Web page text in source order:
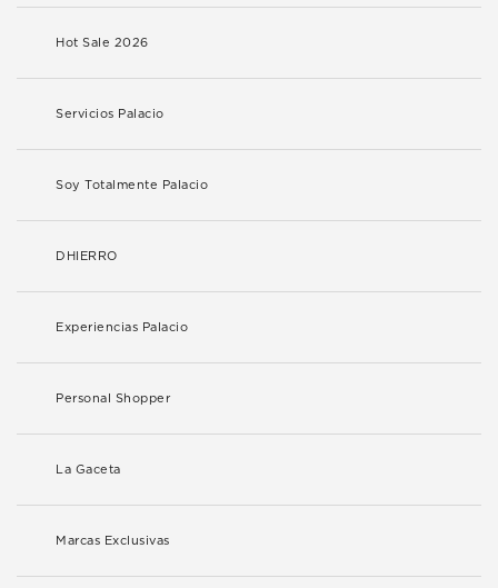
Hot Sale 2026
Servicios Palacio
Soy Totalmente Palacio
DHIERRO
Experiencias Palacio
Personal Shopper
La Gaceta
Marcas Exclusivas